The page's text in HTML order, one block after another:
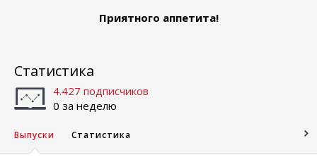
Приятного аппетита!
Статистика
4.427 подписчиков
0 за неделю
Выпуски Статистика